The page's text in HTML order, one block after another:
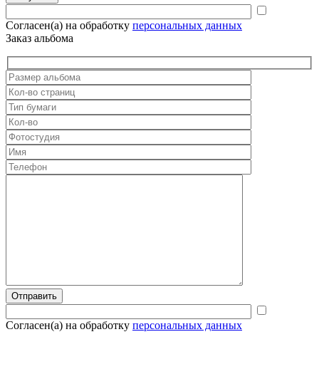
Согласен(а) на обработку персональных данных
Заказ альбома
Согласен(а) на обработку персональных данных